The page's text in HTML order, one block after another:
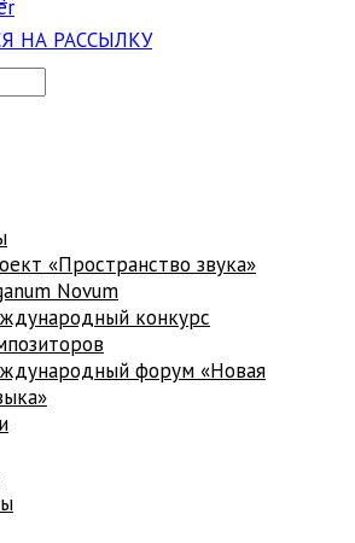
НА РАССЫЛКУ
«Пространство звука»
Novum
конкурс
форум «Новая